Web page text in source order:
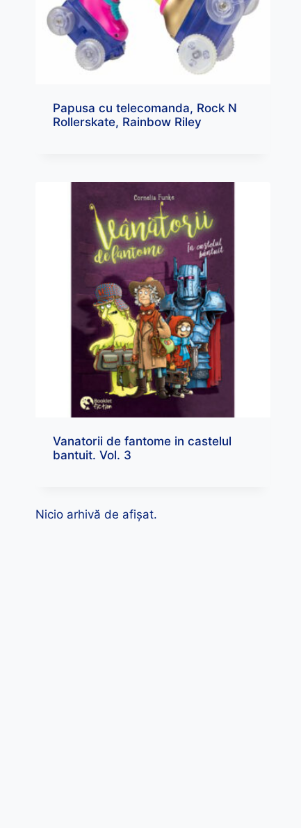
Papusa cu telecomanda, Rock N
Rollerskate, Rainbow Riley
Vanatorii de fantome in castelul
bantuit. Vol. 3
Nicio arhivă de afișat.